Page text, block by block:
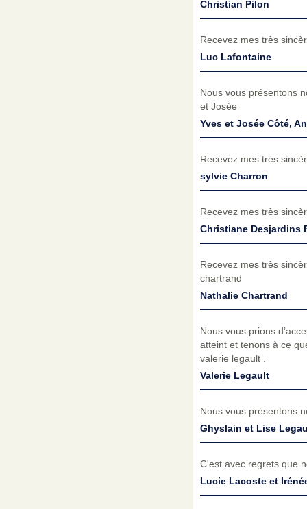
Christian Pilon
Recevez mes très
Luc Lafontaine
Nous vous présentons
et Josée
Yves et Josée Côté,
Recevez mes très
sylvie Charron
Recevez mes très
Christiane Desjardins
Recevez mes très
chartrand
Nathalie Chartrand
Nous vous prions
atteint et tenons à ce
valerie legault .
Valerie Legault
Nous vous présentons
Ghyslain et Lise
C'est avec regrets que
Lucie Lacoste et